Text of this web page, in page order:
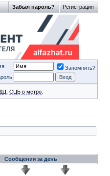
Регистрация
Забыл пароль?
Запомнить?
СЦБ в метро
Сообщения за день